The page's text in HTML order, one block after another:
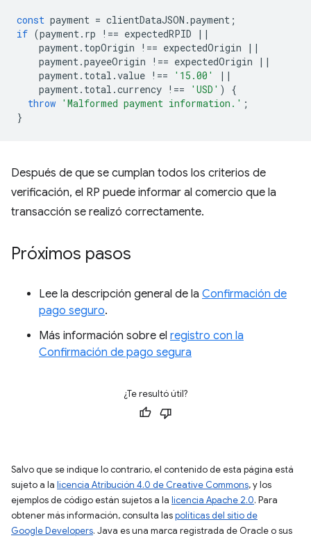
const payment = clientDataJSON .payment ;
if (payment. rp !== expectedRPID
||
payment. topOrigin !== expectedOrigin
||
payment.payeeOrigin !== expectedOrigin
||
payment. total .value !== '15.00'
||
payment. total .currency !== 'USD' )
{
throw 'Malformed payment information.' ;
}
Después de que se cumplan todos los criterios de
verificación, el RP puede informar al comercio que la
transacción se realizó correctamente.
Próximos pasos
Lee la descripción general de la Confirmación de
pago seguro.
Más información sobre el registro con la
Confirmación de pago segura
¿Te resultó útil?
Salvo que se indique lo contrario, el contenido de esta página está
sujeto a la licencia Atribución 4.0 de Creative Commons, y los
ejemplos de código están sujetos a la licencia Apache 2.0. Para
obtener más información, consulta laspolíticas del sitio de
Google Developers. Java es una marca registrada de Oracle o sus